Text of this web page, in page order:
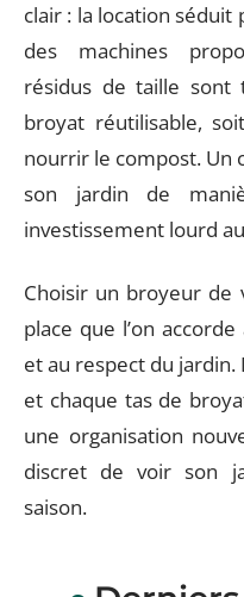
clair : la location séduit
des machines
résidus de taille sont
broyat réutilisable,
nourrir le compost. Un
son jardin de
investissement lourd
Choisir un broyeur de
place que l’on
et au respect du
et chaque tas de
une organisation
discret de voir son
saison.